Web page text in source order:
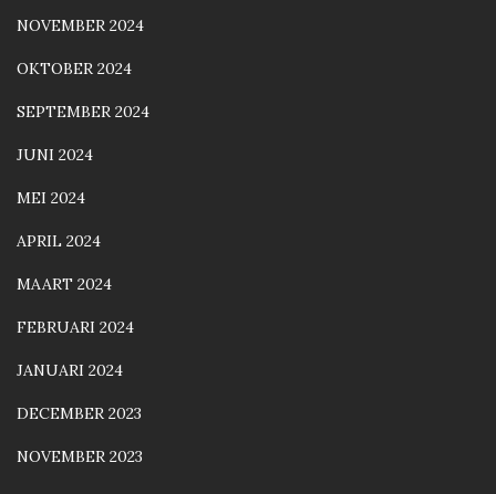
NOVEMBER 2024
OKTOBER 2024
SEPTEMBER 2024
JUNI 2024
MEI 2024
APRIL 2024
MAART 2024
FEBRUARI 2024
JANUARI 2024
DECEMBER 2023
NOVEMBER 2023